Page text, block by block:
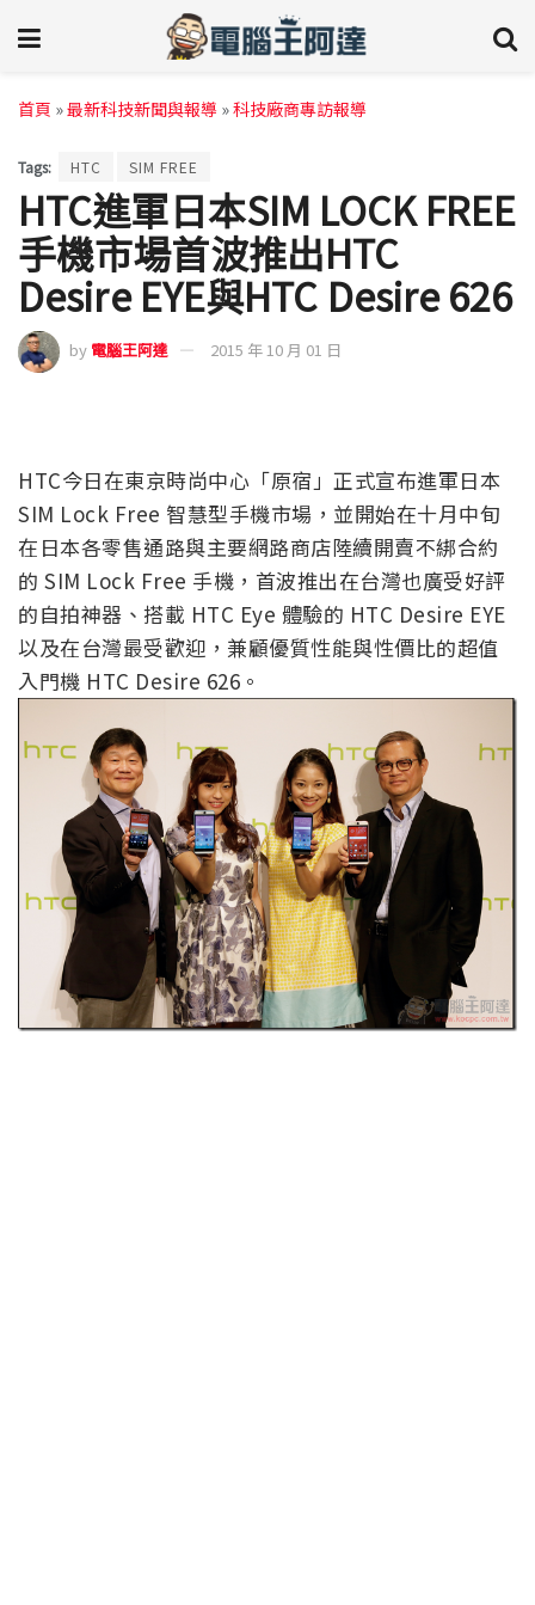
首頁 »最新科技新聞與報導 »科技廠商專訪報導
Tags: HTC SIM FREE
HTC進軍日本SIM LOCK FREE
手機市場首波推出HTC
Desire EYE與HTC Desire 626
by 電腦王阿達 2015 年 10 月 01 日
HTC今日在東京時尚中心「原宿」正式宣布進軍日本
SIM Lock Free 智慧型手機市場，並開始在十月中旬
在日本各零售通路與主要網路商店陸續開賣不綁合約
的 SIM Lock Free 手機，首波推出在台灣也廣受好評
的自拍神器、搭載 HTC Eye 體驗的 HTC Desire EYE
以及在台灣最受歡迎，兼顧優質性能與性價比的超值
入門機 HTC Desire 626。